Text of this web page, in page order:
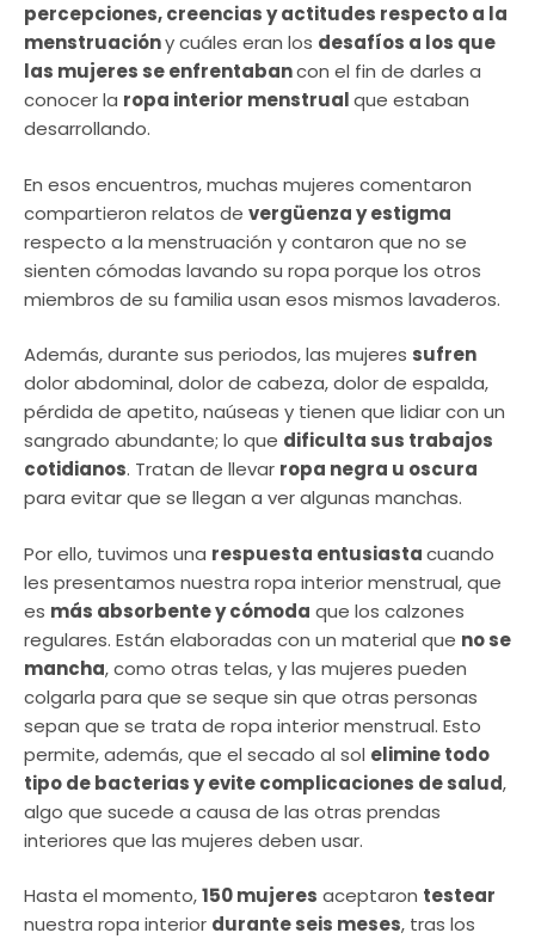
percepciones, creencias y actitudes respecto a la
menstruacióny cuáles eran los desafíos a los que
las mujeres se enfrentabancon el fin de darles a
conocer la ropa interior menstrualque estaban
desarrollando.
En esos encuentros, muchas mujeres comentaron
compartieron relatos de vergüenza y estigma
respecto a la menstruación y contaron que no se
sienten cómodas lavando su ropa porque los otros
miembros de su familia usan esos mismos lavaderos.
Además, durante sus periodos, las mujeres sufren
dolor abdominal, dolor de cabeza, dolor de espalda,
pérdida de apetito, naúseas y tienen que lidiar con un
sangrado abundante; lo que dificulta sus trabajos
cotidianos. Tratan de llevar ropa negra u oscura
para evitar que se llegan a ver algunas manchas.
Por ello, tuvimos una respuesta entusiastacuando
les presentamos nuestra ropa interior menstrual, que
es más absorbente y cómoda que los calzones
regulares. Están elaboradas con un material que no se
mancha, como otras telas, y las mujeres pueden
colgarla para que se seque sin que otras personas
sepan que se trata de ropa interior menstrual. Esto
permite, además, que el secado al sol elimine todo
tipo de bacterias y evite complicaciones de salud,
algo que sucede a causa de las otras prendas
interiores que las mujeres deben usar.
Hasta el momento,150 mujeres aceptaron testear
nuestra ropa interior durante seis meses, tras los